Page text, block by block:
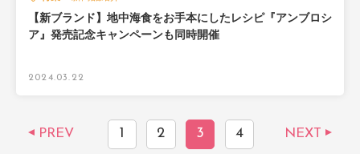
【新ブランド】地中海食をお手本にしたレシピ『アンブロシ
ア』発売記念キャンペーンも同時開催
2024.03.22
PREV 1 2 3 4 NEXT